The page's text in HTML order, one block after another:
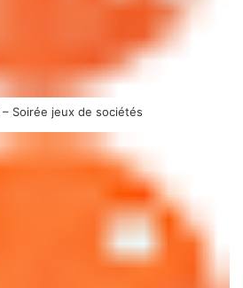
– Soirée jeux de sociétés